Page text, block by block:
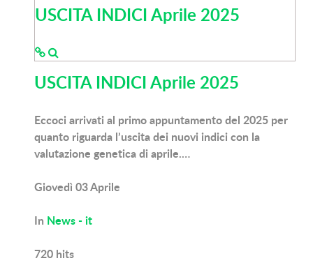
USCITA INDICI Aprile 2025
USCITA INDICI Aprile 2025
Eccoci arrivati al primo appuntamento del 2025 per
quanto riguarda l’uscita dei nuovi indici con la
valutazione genetica di aprile.…
Giovedì 03 Aprile
In News - it
720 hits